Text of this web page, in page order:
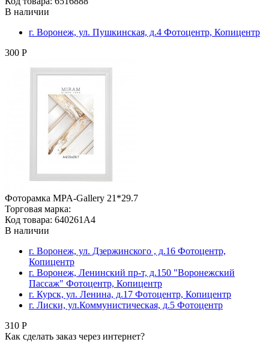
В наличии
г. Воронеж, ул. Пушкинская, д.4 Фотоцентр, Копицентр
300 Р
Фоторамка MPA-Gallery 21*29.7
Торговая марка:
Код товара: 640261A4
В наличии
г. Воронеж, ул. Дзержинского , д.16 Фотоцентр,
Копицентр
г. Воронеж, Ленинский пр-т, д.150 "Воронежский
Пассаж" Фотоцентр, Копицентр
г. Курск, ул. Ленина, д.17 Фотоцентр, Копицентр
г. Лиски, ул.Коммунистическая, д.5 Фотоцентр
310 Р
Как сделать заказ через интернет?